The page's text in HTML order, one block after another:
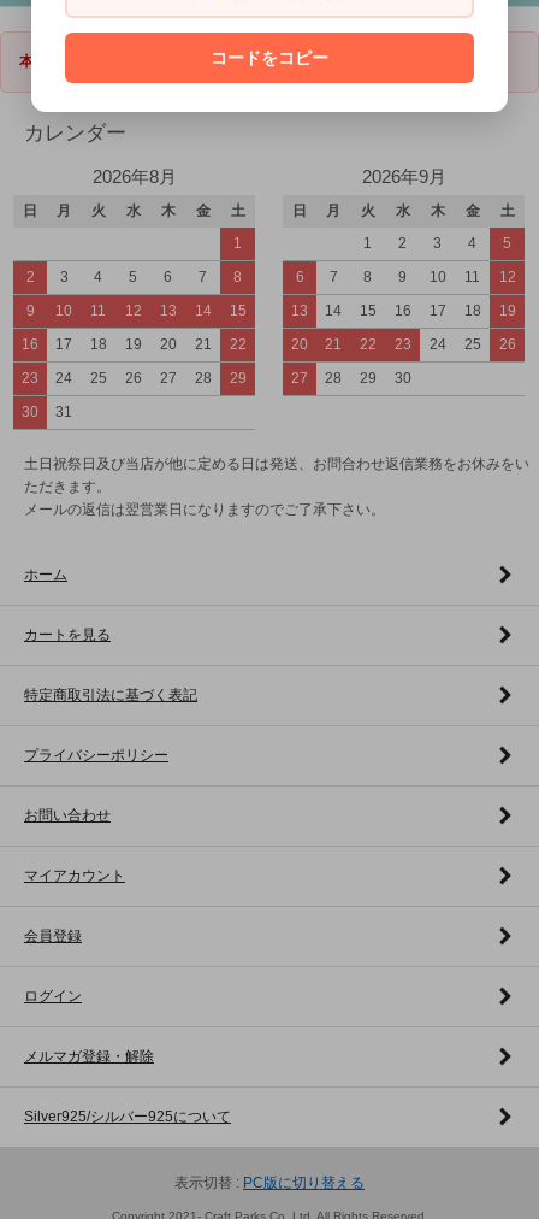
本日は休業日でございます。出荷は翌営業日以降となります。
カレンダー
2026年8月
日 月 火 水 木 金
土
1
2
3 4 5 6 7
8
9
10 11 12 13 14
15
16
17 18 19 20 21
22
23
24 25 26 27 28
29
30
31
2026年9月
日 月 火 水 木 金
土
1
2 3 4
5
6
7 8 9 10 11
12
13
14 15 16 17 18
19
20
21 22 23 24 25
26
27
28 29 30
土日祝祭日及び当店が他に定める日は発送、お問合わせ返信業務をお休みをい
ただきます。
メールの返信は翌営業日になりますのでご了承下さい。
ホーム
カートを見る
特定商取引法に基づく表記
プライバシーポリシー
お問い合わせ
マイアカウント
会員登録
ログイン
メルマガ登録・解除
Silver925/シルバー925について
表示切替 : PC版に切り替える
Copyright 2021- Craft Parks Co.,Ltd. All Rights Reserved.
コードをコピー